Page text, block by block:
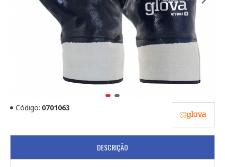
Código: 0701063
DESCRIÇÃO